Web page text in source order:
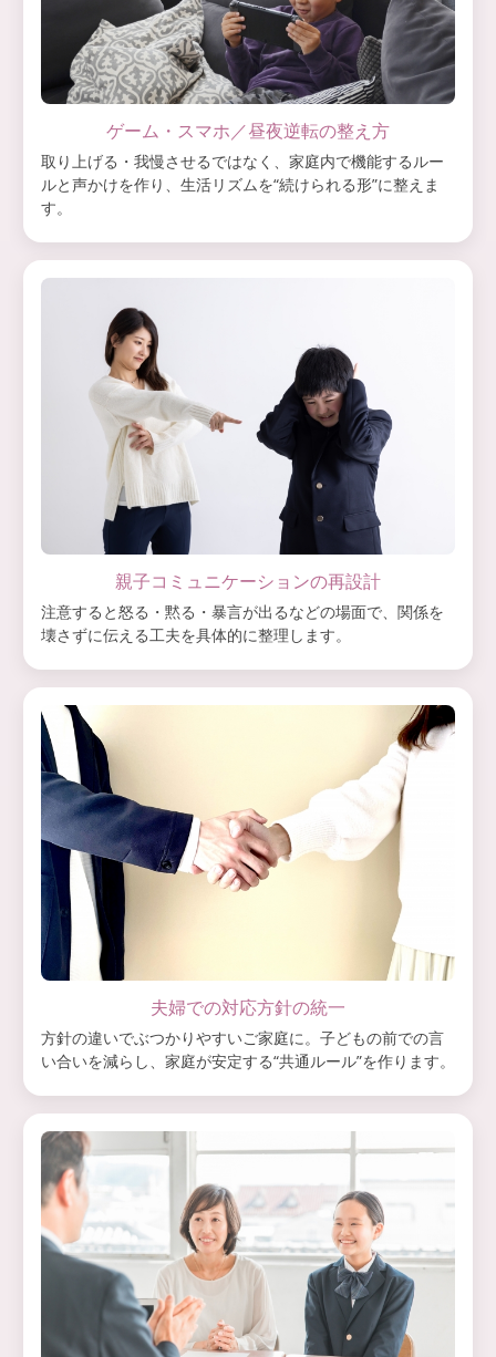
ゲーム・スマホ／昼夜逆転の整え方
取り上げる・我慢させるではなく、家庭内で機能するルー
ルと声かけを作り、生活リズムを“続けられる形”に整えま
す。
親子コミュニケーションの再設計
注意すると怒る・黙る・暴言が出るなどの場面で、関係を
壊さずに伝える工夫を具体的に整理します。
夫婦での対応方針の統一
方針の違いでぶつかりやすいご家庭に。子どもの前での言
い合いを減らし、家庭が安定する“共通ルール”を作ります。